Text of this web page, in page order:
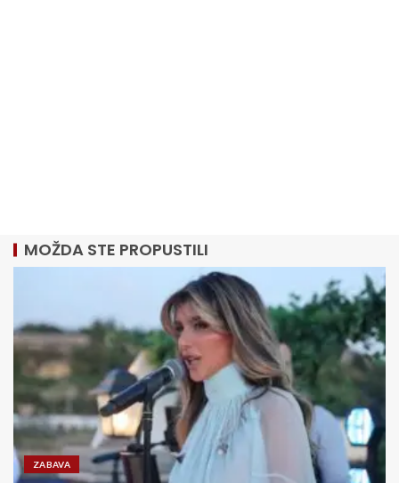
MOŽDA STE PROPUSTILI
ZABAVA